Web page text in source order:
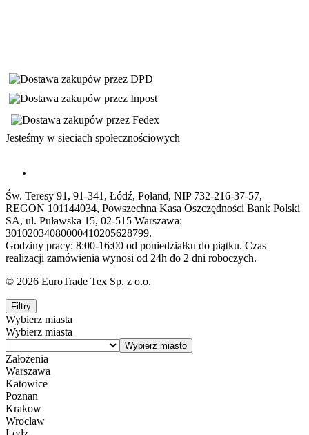
Jesteśmy w sieciach społecznościowych
Św. Teresy 91, 91-341, Łódź, Poland, NIP 732-216-37-57,
REGON 101144034, Powszechna Kasa Oszczędności Bank Polski
SA, ul. Puławska 15, 02-515 Warszawa:
30102034080000410205628799.
Godziny pracy: 8:00-16:00 od poniedziałku do piątku. Czas
realizacji zamówienia wynosi od 24h do 2 dni roboczych.
© 2026 EuroTrade Tex Sp. z o.o.
Filtry
Wybierz miasta
Wybierz miasta
Założenia
Warszawa
Katowice
Poznan
Krakow
Wroclaw